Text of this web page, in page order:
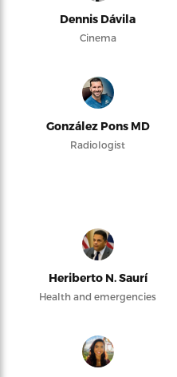
Dennis Dávila
Cinema
González Pons MD
Radiologist
Heriberto N. Saurí
Health and emergencies